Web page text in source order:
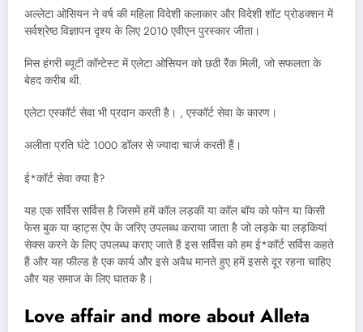
अल्लेटा ओसियन ने वर्ष की महिला विदेशी कलाकार और विदेशी शॉट प्रोडक्शन में
सर्वश्रेष्ठ विज्ञापन दृश्य के लिए 2010 एवीएन पुरस्कार जीता।
मिस हंगरी ब्यूटी कॉन्टेस्ट में एलेटा ओसियन को छठी रैंक मिली, जो सफलता के
बेहद करीब थी.
एलेटा एस्कॉर्ट सेवा भी प्रदान करती है। , एस्कॉर्ट सेवा के कारण।
अलीता प्रति घंटे 1000 डॉलर से ज्यादा चार्ज करती हैं।
ई*कॉर्ट सेवा क्या है?
यह एक सर्विस सर्विस है जिसमें हमें कॉल लड़की या कॉल बॉय को फोन या किसी
फेस बुक या व्हाट्स ऐप के जरिए उपलब्ध कराया जाता है जो लड़के या लड़कियां
सेक्स करने के लिए उपलब्ध कराए जाते हैं इस सर्विस को हम ई*कॉर्ट सर्विस कहते
हैं और यह फील्ड है एक कार्य और इसे अवैध मानते हुए हमें इससे दूर रहना चाहिए
और यह समाज के लिए घातक है।
Love affair and more about Alleta